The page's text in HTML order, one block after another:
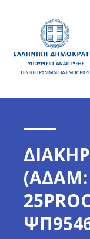
(ΑΔΑΜ: